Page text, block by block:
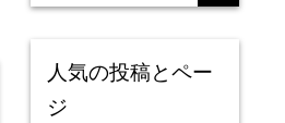
人気の投稿とペー
ジ